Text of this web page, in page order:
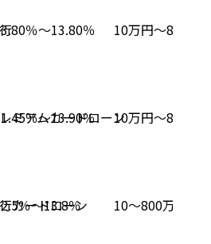
3.80％～13.80％ 10万円～800万
1.45％～13.90％ 10万円～800万
2.5％～13.8％ 10～800万円